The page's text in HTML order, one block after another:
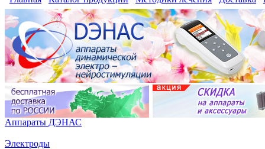
Аппараты ДЭНАС
Электроды